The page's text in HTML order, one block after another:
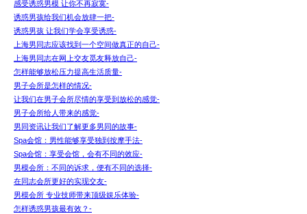
感受诱惑男模 让你不再寂寞-
诱惑男孩给我们机会放肆一把-
诱惑男孩 让我们学会享受诱惑-
上海男同志应该找到一个空间做真正的自己-
上海男同志在网上交友觅友释放自己-
怎样能够放松压力提高生活质量-
男子会所是怎样的情况-
让我们在男子会所尽情的享受到放松的感觉-
男子会所给人带来的感觉-
男同资讯让我们了解更多男同的故事-
Spa会馆：男性能够享受独到按摩手法-
Spa会馆：享受会馆，会有不同的效应-
男模会所：不同的诉求，便有不同的选择-
在同志会所更好的实现交友-
男模会所 专业技师带来顶级娱乐体验-
怎样诱惑男孩最有效？-